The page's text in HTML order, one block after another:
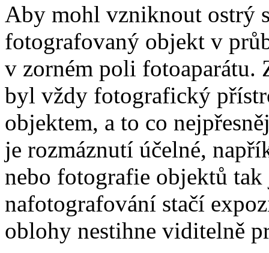
Aby mohl vzniknout ostrý
fotografovaný objekt v
v zorném poli fotoaparátu.
byl vždy fotografický
objektem, a to co
je rozmáznutí účelné,
nebo fotografie objektů
nafotografování stačí
oblohy nestihne viditelně